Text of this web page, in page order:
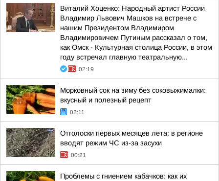
Виталий Хоценко: Народный артист России
Владимир Львович Машков на встрече с
нашим Президентом Владимиром
Владимировичем Путиным рассказал о том,
как Омск - Культурная столица России, в этом
году встречал главную театральную...
02:19
Морковный сок на зиму без соковыжималки:
вкусный и полезный рецепт
02:11
Отголоски первых месяцев лета: в регионе
вводят режим ЧС из-за засухи
00:21
Проблемы с гниением кабачков: как их